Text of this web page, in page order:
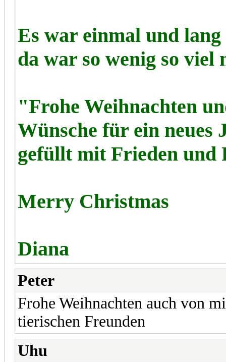
Es war einmal und lang
da war so wenig so viel
"Frohe Weihnachten
Wünsche für ein neues
gefüllt mit Frieden und
Merry Christmas
Diana
Peter
Frohe Weihnachten auch von
tierischen Freunden
Uhu